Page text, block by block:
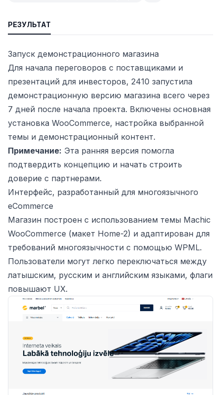
РЕЗУЛЬТАТ
Запуск демонстрационного магазина
Для начала переговоров с поставщиками и
презентаций для инвесторов, 2410 запустила
демонстрационную версию магазина всего через
7 дней после начала проекта. Включены основная
установка WooCommerce, настройка выбранной
темы и демонстрационный контент.
Примечание: Эта ранняя версия помогла
подтвердить концепцию и начать строить
доверие с партнерами.
Интерфейс, разработанный для многоязычного
eCommerce
Магазин построен с использованием темы Machic
WooCommerce (макет Home-2) и адаптирован для
требований многоязычности с помощью WPML.
Пользователи могут легко переключаться между
латышским, русским и английским языками, флаги
повышают UX.